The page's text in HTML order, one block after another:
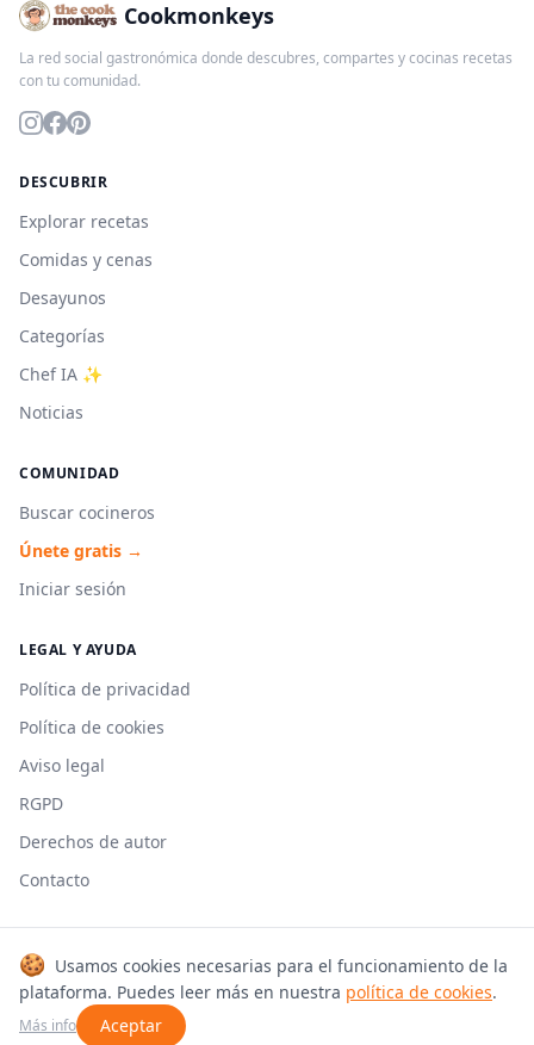
Cookmonkeys
La red social gastronómica donde descubres, compartes y cocinas recetas
con tu comunidad.
DESCUBRIR
Explorar recetas
Comidas y cenas
Desayunos
Categorías
Chef IA ✨
Noticias
COMUNIDAD
Buscar cocineros
Únete gratis →
Iniciar sesión
LEGAL Y AYUDA
Política de privacidad
Política de cookies
Aviso legal
RGPD
Derechos de autor
Contacto
© 2026 Cookmonkeys. Todos los derechos reservados.
Hecho con 🍳 en España
🍪 Usamos cookies necesarias para el funcionamiento de la
plataforma. Puedes leer más en nuestra política de cookies.
Más info Aceptar